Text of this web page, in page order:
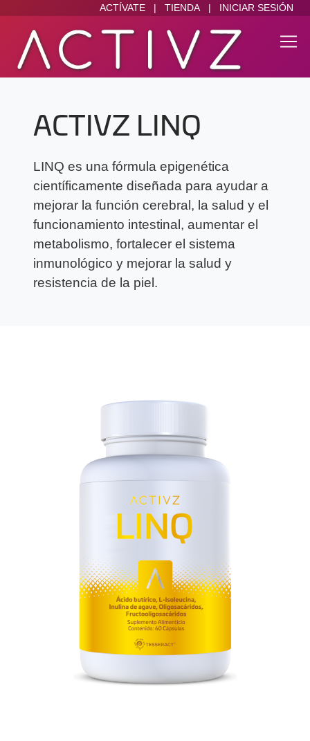
ACTÍVATE | TIENDA | INICIAR SESIÓN
ACTIVZ LINQ
LINQ es una fórmula epigenética
científicamente diseñada para ayudar a
mejorar la función cerebral, la salud y el
funcionamiento intestinal, aumentar el
metabolismo, fortalecer el sistema
inmunológico y mejorar la salud y
resistencia de la piel.